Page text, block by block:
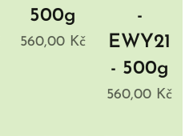
500g
560,00 Kč
-
EWY21
- 500g
560,00 Kč